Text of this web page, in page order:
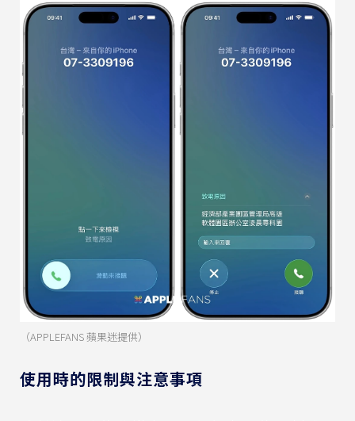
（APPLEFANS 蘋果迷提供）
使用時的限制與注意事項